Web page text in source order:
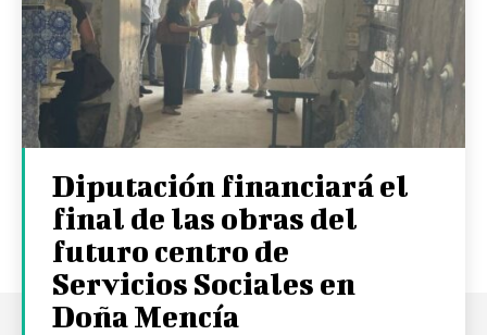
Diputación financiará el
final de las obras del
futuro centro de
Servicios Sociales en
Doña Mencía